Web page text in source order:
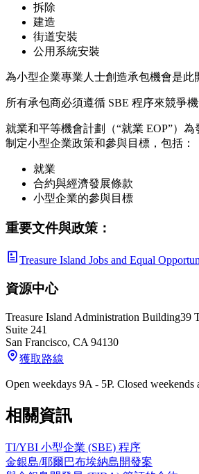
拆除
建造
街道安裝
公用系統安裝
為小型企業專業人士創造承包機會是此
所有承包商必須遵循 SBE 程序來競爭
就業和平等機會計劃（“就業 EOP”）
制定小型企業政策和參與目標，包括：
就業
合約與經濟發展條款
小型企業的參與目標
重要文件與政策：
Treasure Island Jobs and Equal
資源中心
Treasure Island Administration Building39
Suite 241
San Francisco, CA 94130
獲取路線
Open weekdays 9A - 5P. Closed weekends
相關資訊
TI/YBI 小型企業 (SBE) 程序
金銀島/耶爾巴布埃納島開發案